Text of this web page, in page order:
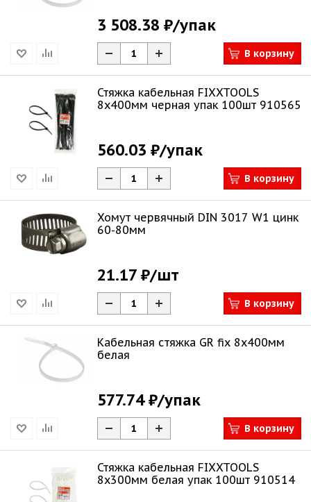
3 508.38 ₽/упак
В корзину
Стяжка кабельная FIXXTOOLS
8х400мм черная упак 100шт 910565
560.03 ₽/упак
В корзину
Хомут червячный DIN 3017 W1 цинк
60-80мм
21.17 ₽/шт
В корзину
Кабельная стяжка GR fix 8х400мм
белая
577.74 ₽/упак
В корзину
Стяжка кабельная FIXXTOOLS
8х300мм белая упак 100шт 910514